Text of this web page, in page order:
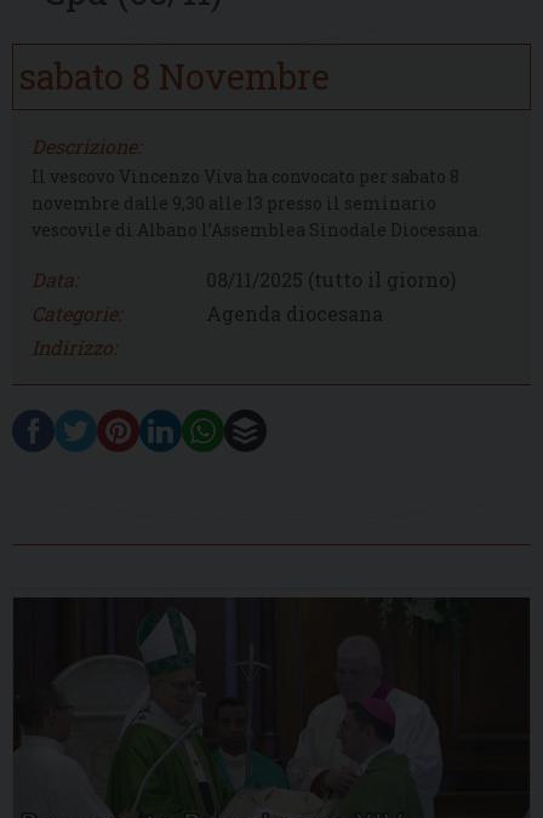
sabato 8 Novembre
Descrizione:
Il vescovo Vincenzo Viva ha convocato per sabato 8
novembre dalle 9,30 alle 13 presso il seminario
vescovile di Albano l’Assemblea Sinodale Diocesana.
Data: 08/11/2025 (tutto il giorno)
Categorie:
Agenda diocesana
Indirizzo: